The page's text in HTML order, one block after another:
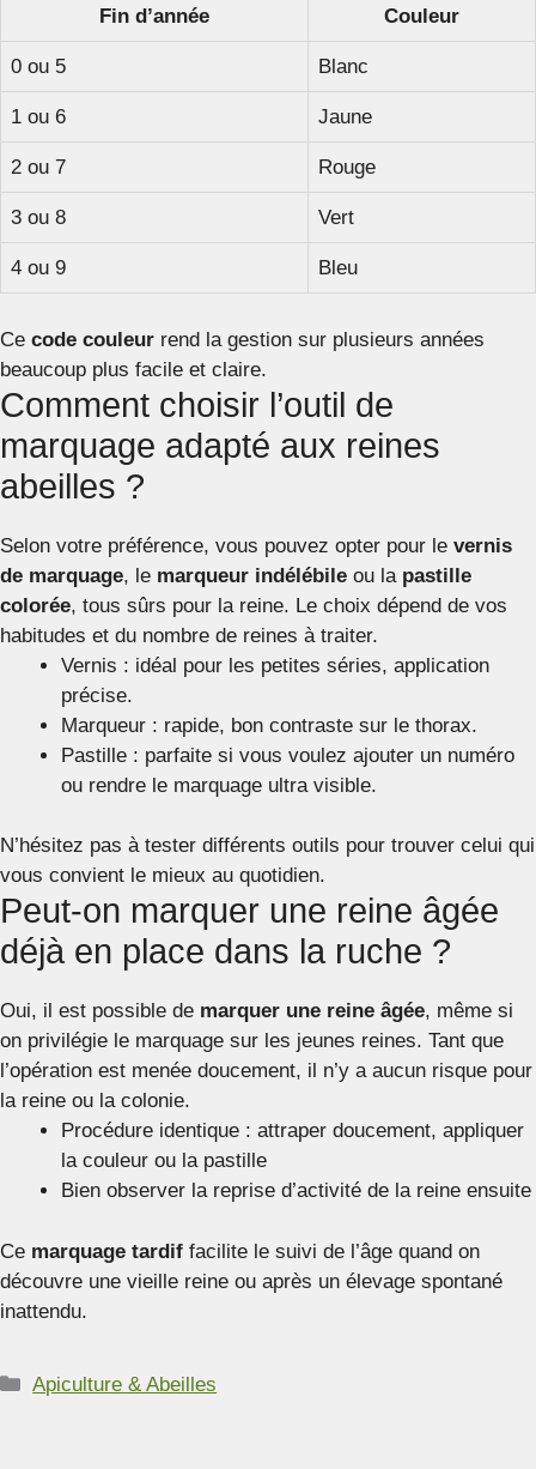
Fin d’année
Couleur
0 ou 5 Blanc
1 ou 6 Jaune
2 ou 7 Rouge
3 ou 8 Vert
4 ou 9 Bleu
Ce code couleur rend la gestion sur plusieurs années
beaucoup plus facile et claire.
Comment choisir l’outil de
marquage adapté aux reines
abeilles ?
Selon votre préférence, vous pouvez opter pour le vernis
de marquage, le marqueur indélébile ou la pastille
colorée, tous sûrs pour la reine. Le choix dépend de vos
habitudes et du nombre de reines à traiter.
Vernis : idéal pour les petites séries, application
précise.
Marqueur : rapide, bon contraste sur le thorax.
Pastille : parfaite si vous voulez ajouter un numéro
ou rendre le marquage ultra visible.
N’hésitez pas à tester différents outils pour trouver celui qui
vous convient le mieux au quotidien.
Peut-on marquer une reine âgée
déjà en place dans la ruche ?
Oui, il est possible de marquer une reine âgée, même si
on privilégie le marquage sur les jeunes reines. Tant que
l’opération est menée doucement, il n’y a aucun risque pour
la reine ou la colonie.
Procédure identique : attraper doucement, appliquer
la couleur ou la pastille
Bien observer la reprise d’activité de la reine ensuite
Ce marquage tardif facilite le suivi de l’âge quand on
découvre une vieille reine ou après un élevage spontané
inattendu.
Catégories
Apiculture & Abeilles